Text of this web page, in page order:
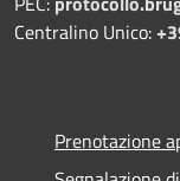
Centralino Unico:
Prenotazione